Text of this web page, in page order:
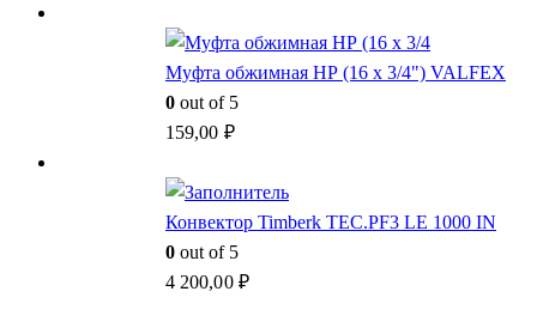
Муфта обжимная НР (16 x 3/4") VALFEX
0 out of 5
159,00 ₽
Конвектор Timberk TEC.PF3 LE 1000 IN
0 out of 5
4 200,00 ₽